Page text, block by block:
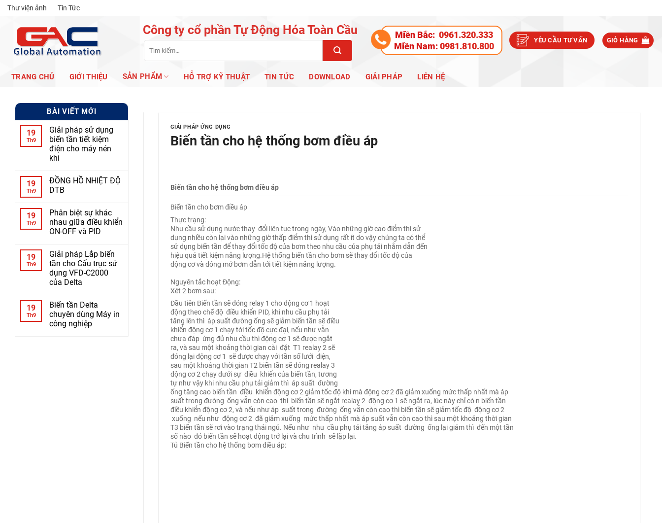
Skip
content
Thư viện ảnh Tin Tức
Công ty cổ phần Tự Động Hóa Toàn Cầu
Tìm
kiếm:
Miền Bắc: 0961.320.333
Miền Nam:0981.810.800
YÊU CẦU TƯ VẤN GIỎ HÀNG
TRANG CHỦ GIỚI THIỆU SẢN PHẨM HỖ TRỢ KỸ THUẬT TIN TỨC DOWNLOAD GIẢI PHÁP LIÊN HỆ
BÀI VIẾT MỚI
19
Th9
Giải pháp sử dụng
biến tần tiết kiệm
điện cho máy nén
khí
19
Th9
ĐỒNG HỒ NHIỆT ĐỘ
DTB
19
Th9
Phân biệt sự khác
nhau giữa điều khiển
ON-OFF và PID
19
Th9
Giải pháp Lắp biến
tần cho Cẩu trục sử
dụng VFD-C2000
của Delta
19
Th9
Biến tần Delta
chuyên dùng Máy in
công nghiệp
GIẢI PHÁP ỨNG DỤNG
Biến tần cho hệ thống bơm điều áp
Biến tần cho hệ thống bơm điều áp
Biến tần cho bơm điều áp
Thực trạng:
Nhu cầu sử dụng nước thay đổi liên tục trong ngày, Vào những giờ cao điểm thì sử
dụng nhiều còn lại vào những giờ thấp điểm thì sử dụng rất ít do vậy chúng ta có thể
sử dụng biến tần để thay đổi tốc độ của bơm theo nhu cầu của phụ tải nhằm dẫn đến
hiệu quả tiết kiệm năng lượng.Hệ thống biến tần cho bơm sẽ thay đổi tốc độ của
động cơ và đóng mở bơm dẫn tới tiết kiệm năng lượng.
Nguyên tắc hoạt Động:
Xét 2 bơm sau:
Đầu tiên Biến tần sẽ đóng relay 1 cho động cơ 1 hoạt
động theo chế độ điều khiển PID, khi nhu cầu phụ tải
tăng lên thì áp suất đường ống sẽ giảm biến tần sẽ điều
khiển động cơ 1 chạy tới tốc độ cực đại, nếu như vẫn
chưa đáp ứng đủ nhu cầu thì động cơ 1 sẽ được ngắt
ra, và sau một khoảng thời gian cài đặt T1 realay 2 sẽ
đóng lại động cơ 1 sẽ được chạy với tần số lưới điện,
sau một khoảng thời gian T2 biến tần sẽ đóng realay 3
động cơ 2 chạy dưới sự điều khiển của biến tần, tương
tự như vậy khi nhu cầu phụ tải giảm thì áp suất đường
ống tăng cao biến tần điều khiển động cơ 2 giảm tốc độ khi mà động cơ 2 đã giảm xuống mức thấp nhất mà áp
suất trong đường ống vẫn còn cao thì biến tần sẽ ngắt realay 2 động cơ 1 sẽ ngắt ra, lúc này chỉ cò n biến tần
điều khiển động cơ 2, và nếu như áp suất trong đường ống vẫn còn cao thì biến tần sẽ giảm tốc độ động cơ 2
xuống nếu như động cơ 2 đã giảm xuống mức thấp nhất mà áp suất vẫn còn cao thì sau một khoảng thời gian
T3 biến tần sẽ rơi vào trạng thải ngủ. Nếu như nhu cầu phụ tải tăng áp suất đường ống lại giảm thì đến một tần
số nào đó biến tần sẽ hoạt động trở lại và chu trình sẽ lặp lại.
Tủ Biến tần cho hệ thống bơm điều áp: